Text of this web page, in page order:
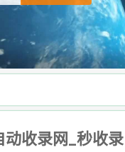
动收录网_秒收录